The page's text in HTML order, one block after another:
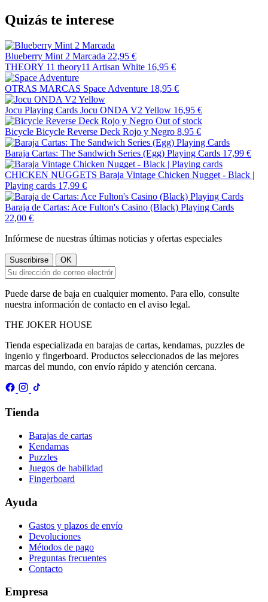
Quizás te interese
Blueberry Mint 2 Marcada 22,95 €
THEORY 11 theory11 Artisan White 16,95 €
OTRAS MARCAS Space Adventure 18,95 €
Jocu Playing Cards Jocu ONDA V2 Yellow 16,95 €
Out of stock
Bicycle Bicycle Reverse Deck Rojo y Negro 8,95 €
Baraja Cartas: The Sandwich Series (Egg) Playing Cards 17,99 €
CHICKEN NUGGETS Baraja Vintage Chicken Nugget - Black |
Playing cards 17,99 €
Baraja de Cartas: Ace Fulton's Casino (Black) Playing Cards
22,00 €
Infórmese de nuestras últimas noticias y ofertas especiales
Puede darse de baja en cualquier momento. Para ello, consulte
nuestra información de contacto en el aviso legal.
THE JOKER HOUSE
Tienda especializada en barajas de cartas, kendamas, puzzles de
ingenio y fingerboard. Productos seleccionados de las mejores
marcas del mundo, con envío rápido y atención cercana.
Tienda
Barajas de cartas
Kendamas
Puzzles
Juegos de habilidad
Fingerboard
Ayuda
Gastos y plazos de envío
Devoluciones
Métodos de pago
Preguntas frecuentes
Contacto
Empresa